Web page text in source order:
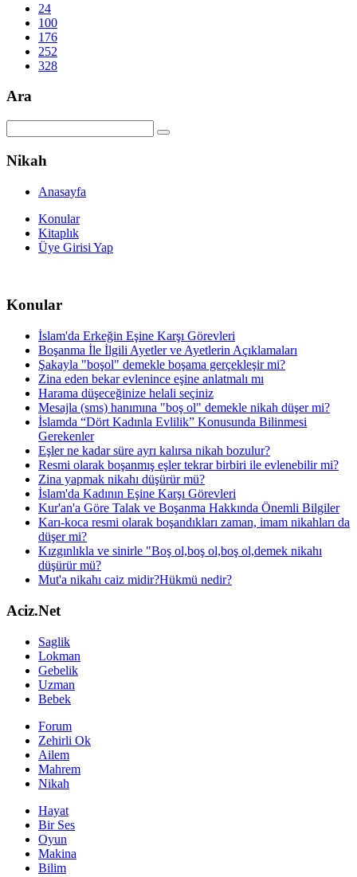
24
100
176
252
328
Ara
Nikah
Anasayfa
Konular
Kitaplık
Üye Girisi Yap
Konular
İslam'da Erkeğin Eşine Karşı Görevleri
Boşanma İle İlgili Ayetler ve Ayetlerin Açıklamaları
Şakayla "boşol" demekle boşama gerçekleşir mi?
Zina eden bekar evlenince eşine anlatmalı mı
Harama düşeceğinize helali seçiniz
Mesajla (sms) hanımına "boş ol" demekle nikah düşer mi?
İslamda “Dört Kadınla Evlilik” Konusunda Bilinmesi
Gerekenler
Eşler ne kadar süre ayrı kalırsa nikah bozulur?
Resmi olarak boşanmış eşler tekrar birbiri ile evlenebilir mi?
Zina yapmak nikahı düşürür mü?
İslam'da Kadının Eşine Karşı Görevleri
Kur'an'a Göre Talak ve Boşanma Hakkında Önemli Bilgiler
Karı-koca resmi olarak boşandıkları zaman, imam nikahları da
düşer mi?
Kızgınlıkla ve sinirle "Boş ol,boş ol,boş ol,demek nikahı
düşürür mü?
Mut'a nikahı caiz midir?Hükmü nedir?
Aciz.Net
Saglik
Lokman
Gebelik
Uzman
Bebek
Forum
Zehirli Ok
Ailem
Mahrem
Nikah
Hayat
Bir Ses
Oyun
Makina
Bilim